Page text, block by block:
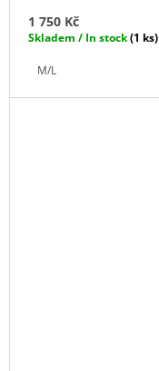
1 750 Kč
Skladem / In stock(1 ks)
M/L